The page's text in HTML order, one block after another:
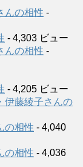
んの相性 -
- 4,303 ビュー
んの相性 -
- 4,205 ビュー
伊藤綾子さんの
の相性 - 4,040
の相性 - 4,036